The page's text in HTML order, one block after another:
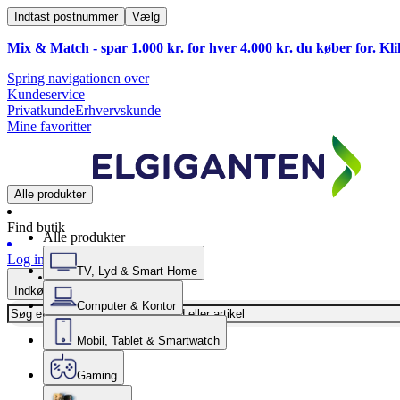
Indtast postnummer Vælg
Mix & Match - spar 1.000 kr. for hver 4.000 kr. du køber for.
Spring navigationen over
Kundeservice
PrivatkundeErhvervskunde
Mine favoritter
Alle produkter
Find butik
Log ind
Indkøbskurv
Alle produkter
TV, Lyd & Smart Home
Computer & Kontor
Mobil, Tablet & Smartwatch
Gaming